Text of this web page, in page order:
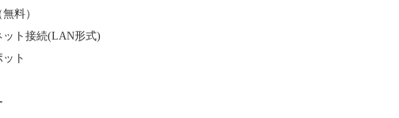
料）
ット接続(LAN形式)
ト